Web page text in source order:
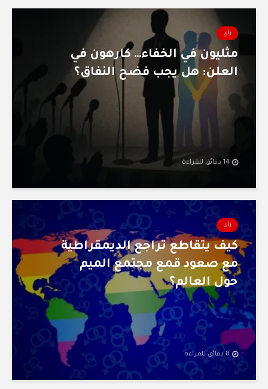
رأي
مثليون في الخفاء… كارهون في
العلن: هل يجب فضح النفاق؟
14 دقائق للقراءة
رأي
كيف يتقاطع تراجع الديمقراطية
مع صعود قمع مجتمع الميم
حول العالم؟
8 دقائق للقراءة